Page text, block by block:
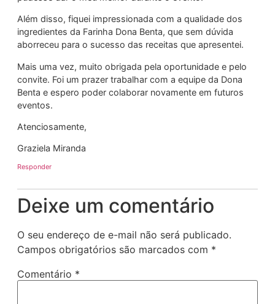
Além disso, fiquei impressionada com a qualidade dos
ingredientes da Farinha Dona Benta, que sem dúvida
aborreceu para o sucesso das receitas que apresentei.
Mais uma vez, muito obrigada pela oportunidade e pelo
convite. Foi um prazer trabalhar com a equipe da Dona
Benta e espero poder colaborar novamente em futuros
eventos.
Atenciosamente,
Graziela Miranda
Responder
Deixe um comentário
O seu endereço de e-mail não será publicado.
Campos obrigatórios são marcados com *
Comentário *